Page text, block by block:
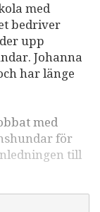
med
bedriver
upp
Johanna
har länge
med
för
till